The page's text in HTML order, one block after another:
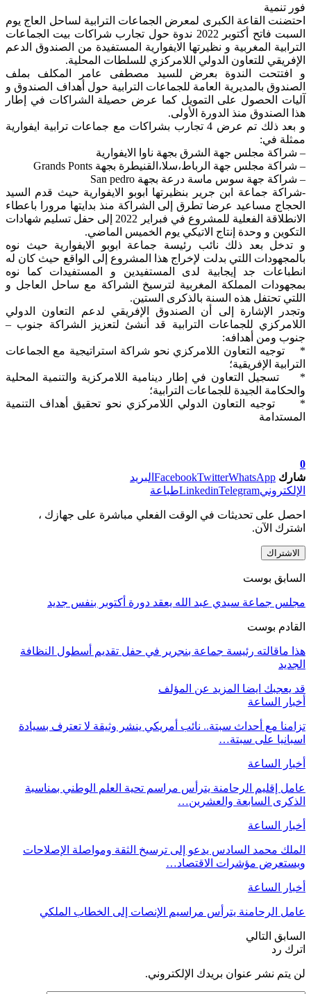
فور تنمية
احتضنت القاعة الكبرى لمعرض الجماعات الترابية لساحل العاج يوم
السبت فاتح أكتوبر 2022 ندوة حول تجارب شراكات بيت الجماعات
الترابية المغربية و نظيرتها الايفوارية المستفيدة من الصندوق الدعم
الإفريقي للتعاون الدولي اللامركزي للسلطات المحلية.
و افتتحت الندوة بعرض للسيد مصطفى عامر المكلف بملف
الصندوق بالمديرية العامة للجماعات الترابية حول أهداف الصندوق و
آليات الحصول على التمويل كما عرض حصيلة الشراكات في إطار
هذا الصندوق منذ الدورة الأولى.
و بعد ذلك تم عرض 4 تجارب بشراكات مع جماعات ترابية ايفوارية
ممثلة في:
– شراكة مجلس جهة الشرق بجهة ناوا الايفوارية
– شراكة مجلس جهة الرباط،سلا،القنيطرة بجهة Grands Ponts
– شراكة جهة سوس ماسة درعة بجهة San pedro
-شراكة جماعة ابن جرير بنظيرتها ابوبو الايفوارية حيث قدم السيد
الحجاج مساعيد عرضا تطرق إلى الشراكة منذ بدايتها مرورا باعطاء
الانطلاقة الفعلية للمشروع في فبراير 2022 إلى حفل تسليم شهادات
التكوين و وحدة إنتاج الاتيكي يوم الخميس الماضي.
و تدخل بعد ذلك نائب رئيسة جماعة ابوبو الايفوارية حيث نوه
بالمجهودات اللتي بدلت لإخراج هذا المشروع إلى الواقع حيث كان له
انطباعات جد إيجابية لدى المستفيدين و المستفيدات كما نوه
بمجهودات المملكة المغربية لترسيخ الشراكة مع ساحل العاجل و
اللتي تحتفل هذه السنة بالذكرى الستين.
وتجدر الإشارة إلى أن الصندوق الإفريقي لدعم التعاون الدولي
اللامركزي للجماعات الترابية قد أنشئ لتعزيز الشراكة جنوب –
جنوب ومن أهدافه:
* توجيه التعاون اللامركزي نحو شراكة استراتيجية مع الجماعات
الترابية الإفريقية؛
* تسجيل التعاون في إطار دينامية اللامركزية والتنمية المحلية
والحكامة الجيدة للجماعات الترابية؛
* توجيه التعاون الدولي اللامركزي نحو تحقيق أهداف التنمية
المستدامة
0
شارك
FacebookTwitterWhatsApp
البريد
الإلكتروني
LinkedinTelegram طباعة
احصل على تحديثات في الوقت الفعلي مباشرة على جهازك ،
اشترك الآن.
الاشتراك
السابق بوست
مجلس جماعة سيدي عبد الله يعقد دورة أكتوبر بنفس جديد
القادم بوست
هذا ماقالته رئيسة جماعة بنجرير في حفل تقديم أسطول النظافة
الجديد
قد يعجبك ايضا المزيد عن المؤلف
أخبار الساعة
تزامنا مع أحداث سبتة.. نائب أمريكي ينشر وثيقة لا تعترف بسيادة
اسبانيا على سبتة…
أخبار الساعة
عامل إقليم الرحامنة يترأس مراسم تحية العلم الوطني بمناسبة
الذكرى السابعة والعشرين…
أخبار الساعة
الملك محمد السادس يدعو إلى ترسيخ الثقة ومواصلة الإصلاحات
ويستعرض مؤشرات الاقتصاد…
أخبار الساعة
عامل الرحامنة يترأس مراسيم الإنصات إلى الخطاب الملكي
السابق التالي
اترك رد
لن يتم نشر عنوان بريدك الإلكتروني.